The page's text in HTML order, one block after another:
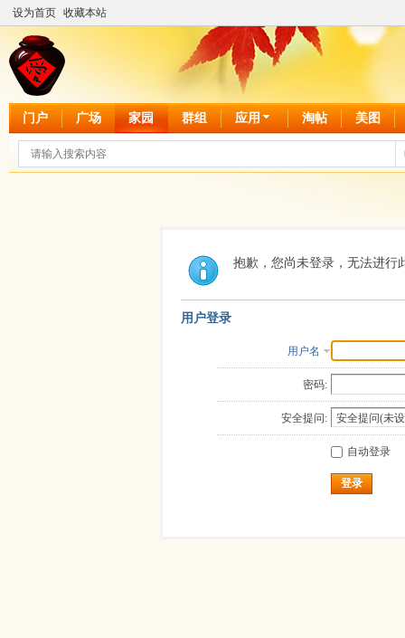
设为首页 收藏本站
门户 广场 家园 群组 应用 淘帖 美图
抱歉，您尚未登录，无法进行
用户登录
用户名
密码:
安全提问:
自动登录
登录